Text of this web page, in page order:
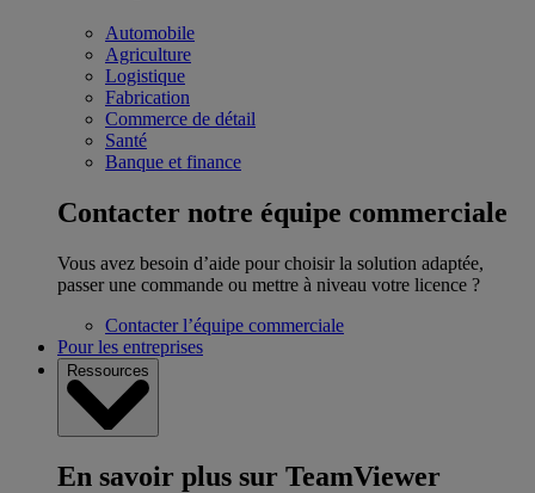
Automobile
Agriculture
Logistique
Fabrication
Commerce de détail
Santé
Banque et finance
Contacter notre équipe commerciale
Vous avez besoin d’aide pour choisir la solution adaptée,
passer une commande ou mettre à niveau votre licence ?
Contacter l’équipe commerciale
Pour les entreprises
Ressources
En savoir plus sur TeamViewer